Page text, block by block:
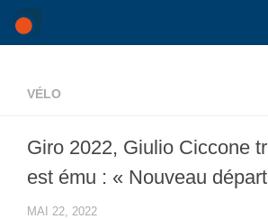
Skip to content
VÉLO
Giro 2022, Giulio Ciccone
est ému : « Nouveau
MAI 22, 2022